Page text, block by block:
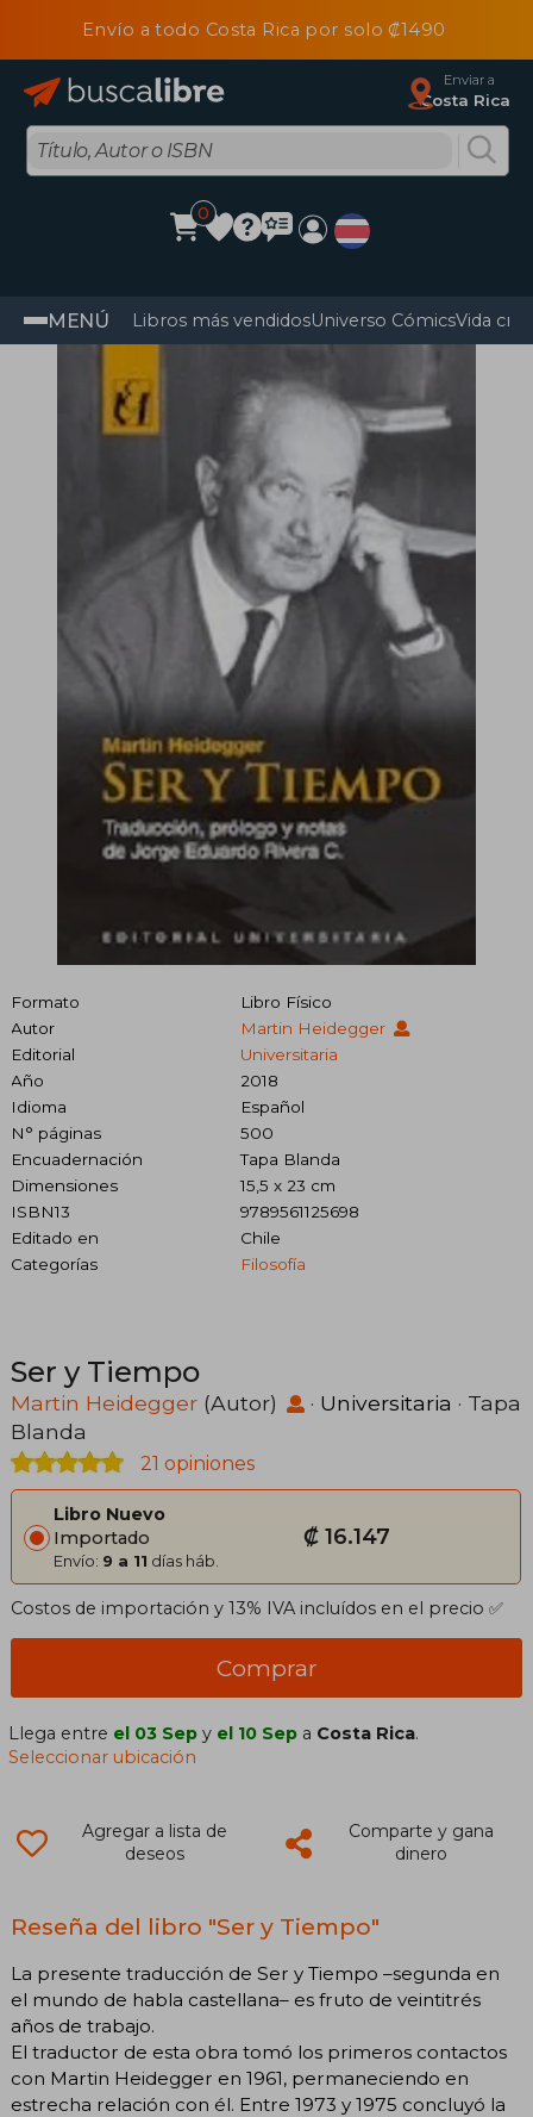
Envío a todo Costa Rica por solo ₡1490
Enviar a
Costa Rica
0
MENÚ Libros más vendidosUniverso CómicsVida
Formato
Libro Físico
Autor
Martin Heidegger
Editorial
Universitaria
Año
2018
Idioma
Español
N° páginas
500
Encuadernación
Tapa Blanda
Dimensiones
15,5 x 23 cm
ISBN13
9789561125698
Editado en
Chile
Categorías
Filosofía
Ser y Tiempo
Martin Heidegger (Autor) · Universitaria · Tapa
Blanda
21 opiniones
Libro Nuevo
Importado
Envío: 9 a 11 días háb.
₡ 16.147
Costos de importación y 13% IVA incluídos en el precio ✅
Comprar
Llega entre el 03 Sep y el 10 Sep a Costa Rica.
Seleccionar ubicación
Agregar a lista de
deseos
Comparte y gana
dinero
Reseña del libro "Ser y Tiempo"
La presente traducción de Ser y Tiempo –segunda en
el mundo de habla castellana– es fruto de veintitrés
años de trabajo.
El traductor de esta obra tomó los primeros contactos
con Martin Heidegger en 1961, permaneciendo en
estrecha relación con él. Entre 1973 y 1975 concluyó la